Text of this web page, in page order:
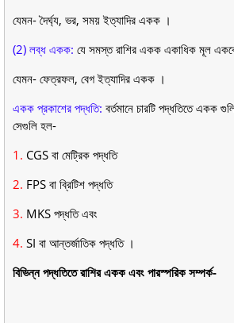
যেমন- দৈর্ঘ্য, ভর, সময় ইত্যাদির একক ।
(2) লব্ধ একক: যে সমস্ত রাশির একক একাধিক মূল
যেমন- ফেত্রফল, বেগ ইত্যাদির একক ।
একক প্রকাশের পদ্ধতি: বর্তমানে চারটি পদ্ধতিতে একক
সেগুলি হল-
1. CGS বা মেট্রিক পদ্ধতি
2. FPS বা ব্রিটিশ পদ্ধতি
3. MKS পদ্ধতি এবং
4. SI বা আন্তর্জাতিক পদ্ধতি ।
বিভিন্ন পদ্ধতিতে রাশির একক এবং পারস্পরিক সম্পর্ক-